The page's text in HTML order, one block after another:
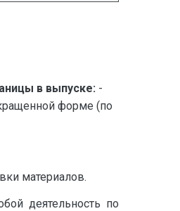
в выпуске: -
форме (по
материалов.
деятельность по